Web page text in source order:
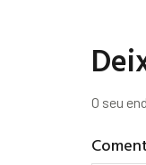
O seu